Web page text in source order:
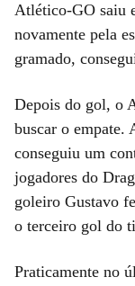
Atlético-GO saiu
novamente pela
gramado,
Depois do gol, o
buscar o
conseguiu um
jogadores do
goleiro Gustavo
o terceiro gol do
Praticamente no